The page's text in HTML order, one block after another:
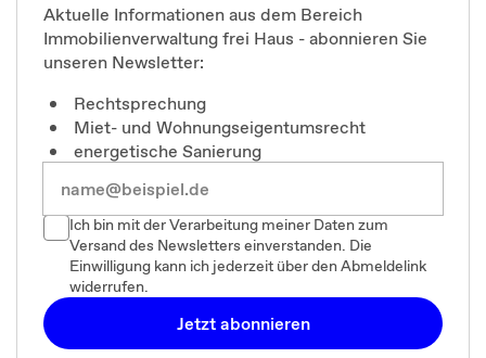
Aktuelle Informationen aus dem Bereich
Immobilienverwaltung frei Haus - abonnieren Sie
unseren Newsletter:
Rechtsprechung
Miet- und Wohnungseigentumsrecht
energetische Sanierung
Ich bin mit der Verarbeitung meiner Daten zum
Versand des Newsletters einverstanden. Die
Einwilligung kann ich jederzeit über den Abmeldelink
widerrufen.
Jetzt abonnieren